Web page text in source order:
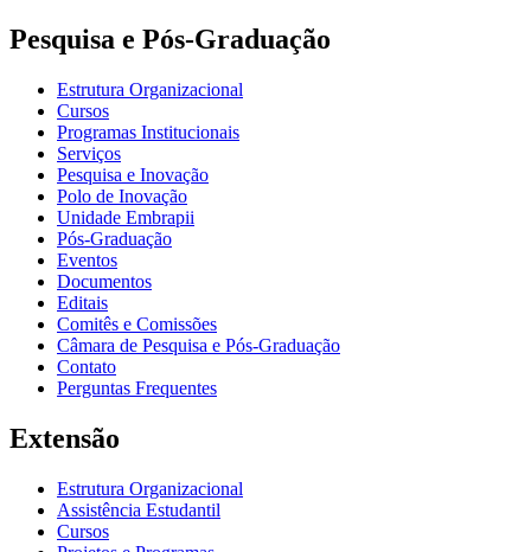
Pesquisa e Pós-Graduação
Estrutura Organizacional
Cursos
Programas Institucionais
Serviços
Pesquisa e Inovação
Polo de Inovação
Unidade Embrapii
Pós-Graduação
Eventos
Documentos
Editais
Comitês e Comissões
Câmara de Pesquisa e Pós-Graduação
Contato
Perguntas Frequentes
Extensão
Estrutura Organizacional
Assistência Estudantil
Cursos